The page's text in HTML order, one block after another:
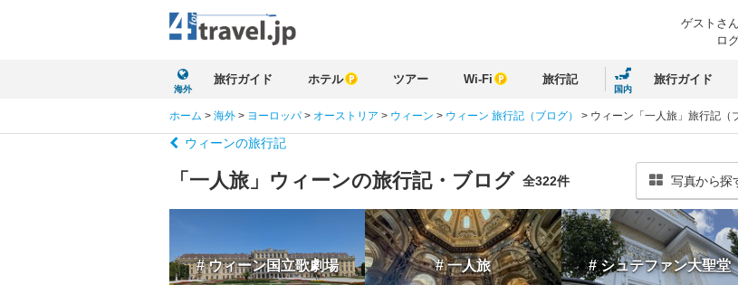
ゲストさん
ロ
海外
旅行ガイド ホテル ツアー Wi-Fi 旅行記
国内
旅行ガイド
ホーム > 海外 > ヨーロッパ > オーストリア > ウィーン > ウィーン 旅行記（ブログ） > ウィーン「一人旅」旅行記（
ウィーンの旅行記
「一人旅」ウィーンの旅行記・ブログ 全322件 写真から探
# ウィーン国立歌劇場 # 一人旅 # シュテファン大聖堂